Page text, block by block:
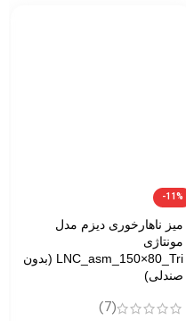
-11%
میز ناهارخوری دیزم مدل
مونتاژی
LNC_asm_150×80_Tri (بدون
صندلی)
(7)